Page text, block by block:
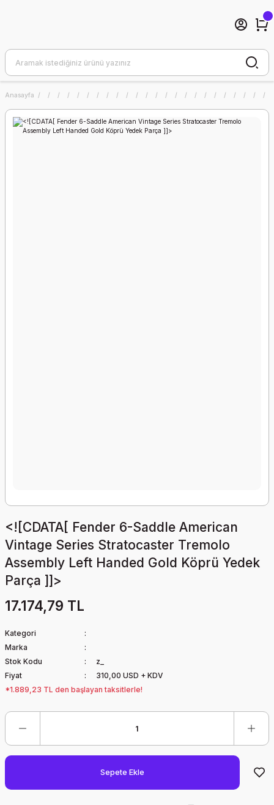
Anasayfa
<![CDATA[ Fender 6-Saddle American
Vintage Series Stratocaster Tremolo
Assembly Left Handed Gold Köprü Yedek
Parça ]]>
17.174,79 TL
Kategori
Marka
Stok Kodu
z_
Fiyat
310,00 USD + KDV
*1.889,23 TL den başlayan taksitlerle!
Sepete Ekle